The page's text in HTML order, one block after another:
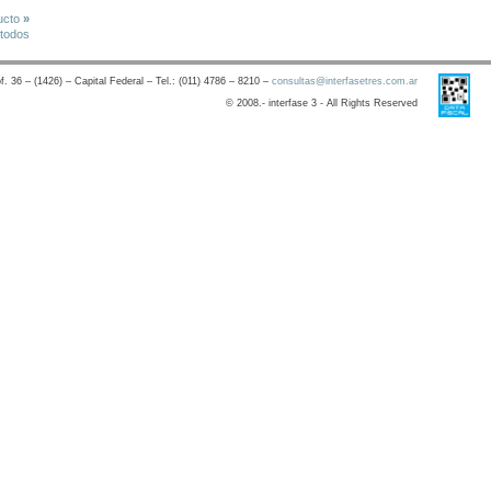
»
36 – (1426) – Capital Federal – Tel.: (011) 4786 – 8210 – consultas@interfasetres.com.ar
© 2008.- interfase 3 - All Rights Reserved